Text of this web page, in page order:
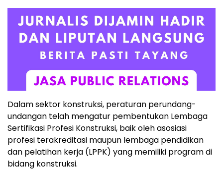
Dalam sektor konstruksi, peraturan perundang-
undangan telah mengatur pembentukan Lembaga
Sertifikasi Profesi Konstruksi, baik oleh asosiasi
profesi terakreditasi maupun lembaga pendidikan
dan pelatihan kerja (LPPK) yang memiliki program di
bidang konstruksi.